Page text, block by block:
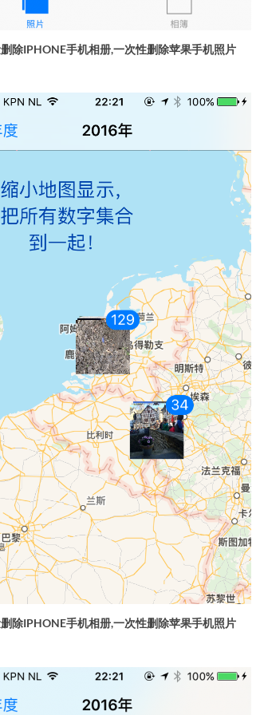
除IPHONE手机相册,一次性删除苹果手机照片
除IPHONE手机相册,一次性删除苹果手机照片